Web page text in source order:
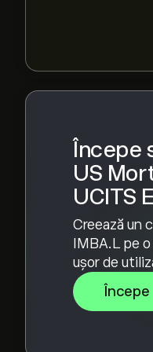
Începe
US
UCITS
Creează un
IMBA.L pe
ușor de
Începe
Pentru a
fondurile,
Securities